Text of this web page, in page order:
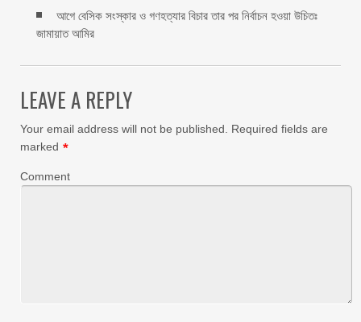
আগে বেসিক সংস্কার ও গণহত্যার বিচার তার পর নির্বাচন হওয়া উচিতঃ
জামায়াত আমির
LEAVE A REPLY
Your email address will not be published.
Required fields are
marked *
Comment